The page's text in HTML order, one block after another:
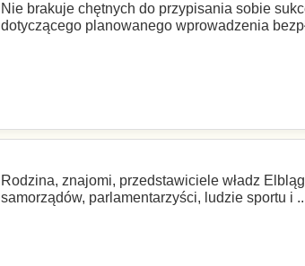
Nie brakuje chętnych do przypisania sobie
dotyczącego planowanego wprowadzenia
Rodzina, znajomi, przedstawiciele władz
samorządów, parlamentarzyści, ludzie sportu i